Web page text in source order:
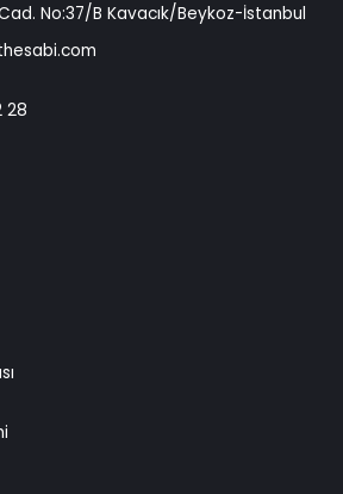
No:37/B Kavacık/Beykoz-İstanbul
28